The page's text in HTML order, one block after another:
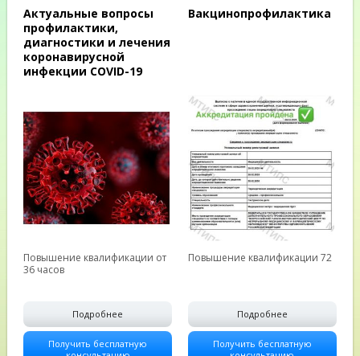
Актуальные вопросы
профилактики,
диагностики и лечения
коронавирусной
инфекции COVID-19
Повышение квалификации от
36 часов
Подробнее
Получить бесплатную
Вакцинопрофилактика
Повышение квалификации 72
Подробнее
Получить бесплатную